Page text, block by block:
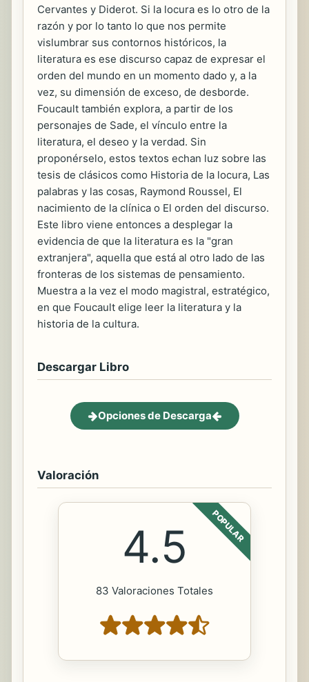
Cervantes y Diderot. Si la locura es lo otro de la
razón y por lo tanto lo que nos permite
vislumbrar sus contornos históricos, la
literatura es ese discurso capaz de expresar el
orden del mundo en un momento dado y, a la
vez, su dimensión de exceso, de desborde.
Foucault también explora, a partir de los
personajes de Sade, el vínculo entre la
literatura, el deseo y la verdad. Sin
proponérselo, estos textos echan luz sobre las
tesis de clásicos como Historia de la locura, Las
palabras y las cosas, Raymond Roussel, El
nacimiento de la clínica o El orden del discurso.
Este libro viene entonces a desplegar la
evidencia de que la literatura es la "gran
extranjera", aquella que está al otro lado de las
fronteras de los sistemas de pensamiento.
Muestra a la vez el modo magistral, estratégico,
en que Foucault elige leer la literatura y la
historia de la cultura.
Descargar Libro
Opciones de Descarga
Valoración
POPULAR
4.5
83 Valoraciones Totales